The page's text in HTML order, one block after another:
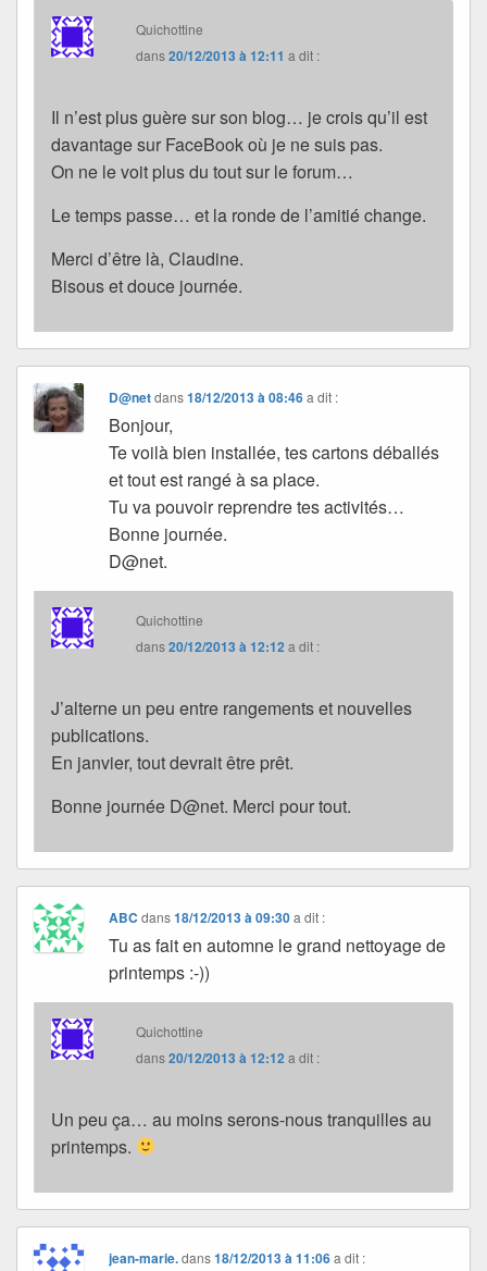
Quichottine
dans20/12/2013 à 12:11 a dit :
Il n’est plus guère sur son blog… je crois qu’il est
davantage sur FaceBook où je ne suis pas.
On ne le voit plus du tout sur le forum…
Le temps passe… et la ronde de l’amitié change.
Merci d’être là, Claudine.
Bisous et douce journée.
D@netdans18/12/2013 à 08:46 a dit :
Bonjour,
Te voilà bien installée, tes cartons déballés
et tout est rangé à sa place.
Tu va pouvoir reprendre tes activités…
Bonne journée.
D@net.
Quichottine
dans20/12/2013 à 12:12 a dit :
J’alterne un peu entre rangements et nouvelles
publications.
En janvier, tout devrait être prêt.
Bonne journée D@net. Merci pour tout.
ABC dans18/12/2013 à 09:30 a dit :
Tu as fait en automne le grand nettoyage de
printemps :-))
Quichottine
dans20/12/2013 à 12:12 a dit :
Un peu ça… au moins serons-nous tranquilles au
printemps.
jean-marie.dans18/12/2013 à 11:06 a dit :